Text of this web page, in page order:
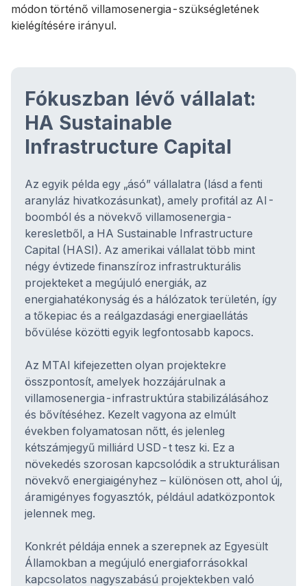
módon történő villamosenergia-szükségletének
kielégítésére irányul.
Fókuszban lévő vállalat:
HA Sustainable
Infrastructure Capital
Az egyik példa egy „ásó” vállalatra (lásd a fenti
aranyláz hivatkozásunkat), amely profitál az AI-
boomból és a növekvő villamosenergia-
keresletből, a HA Sustainable Infrastructure
Capital (HASI). Az amerikai vállalat több mint
négy évtizede finanszíroz infrastrukturális
projekteket a megújuló energiák, az
energiahatékonyság és a hálózatok területén, így
a tőkepiac és a reálgazdasági energiaellátás
bővülése közötti egyik legfontosabb kapocs.
Az MTAI kifejezetten olyan projektekre
összpontosít, amelyek hozzájárulnak a
villamosenergia-infrastruktúra stabilizálásához
és bővítéséhez. Kezelt vagyona az elmúlt
években folyamatosan nőtt, és jelenleg
kétszámjegyű milliárd USD-t tesz ki. Ez a
növekedés szorosan kapcsolódik a strukturálisan
növekvő energiaigényhez – különösen ott, ahol új,
áramigényes fogyasztók, például adatközpontok
jelennek meg.
Konkrét példája ennek a szerepnek az Egyesült
Államokban a megújuló energiaforrásokkal
kapcsolatos nagyszabású projektekben való